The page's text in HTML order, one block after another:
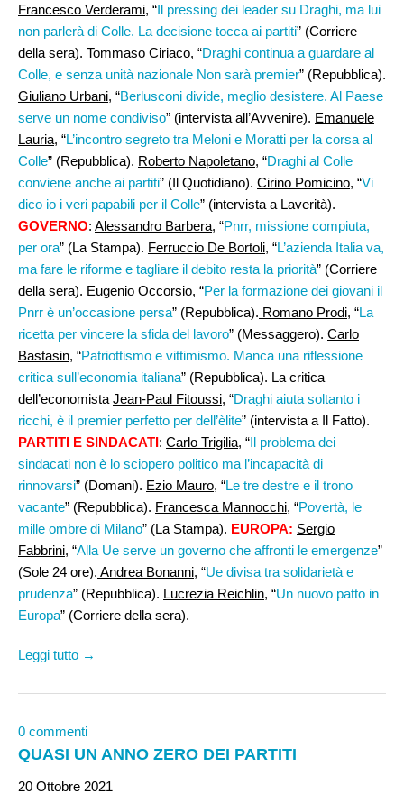
Francesco Verderami, “Il pressing dei leader su Draghi, ma lui
non parlerà di Colle. La decisione tocca ai partiti” (Corriere
della sera). Tommaso Ciriaco, “Draghi continua a guardare al
Colle, e senza unità nazionale Non sarà premier” (Repubblica).
Giuliano Urbani, “Berlusconi divide, meglio desistere. Al Paese
serve un nome condiviso” (intervista all’Avvenire). Emanuele
Lauria, “L’incontro segreto tra Meloni e Moratti per la corsa al
Colle” (Repubblica). Roberto Napoletano, “Draghi al Colle
conviene anche ai partiti” (Il Quotidiano). Cirino Pomicino, “Vi
dico io i veri papabili per il Colle” (intervista a Laverità).
GOVERNO: Alessandro Barbera, “Pnrr, missione compiuta,
per ora” (La Stampa). Ferruccio De Bortoli, “L’azienda Italia va,
ma fare le riforme e tagliare il debito resta la priorità” (Corriere
della sera). Eugenio Occorsio, “Per la formazione dei giovani il
Pnrr è un’occasione persa” (Repubblica). Romano Prodi, “La
ricetta per vincere la sfida del lavoro” (Messaggero). Carlo
Bastasin, “Patriottismo e vittimismo. Manca una riflessione
critica sull’economia italiana” (Repubblica). La critica
dell’economista Jean-Paul Fitoussi, “Draghi aiuta soltanto i
ricchi, è il premier perfetto per dell’èlite” (intervista a Il Fatto).
PARTITI E SINDACATI: Carlo Trigilia, “Il problema dei
sindacati non è lo sciopero politico ma l’incapacità di
rinnovarsi” (Domani). Ezio Mauro, “Le tre destre e il trono
vacante” (Repubblica). Francesca Mannocchi, “Povertà, le
mille ombre di Milano” (La Stampa). EUROPA: Sergio
Fabbrini, “Alla Ue serve un governo che affronti le emergenze”
(Sole 24 ore). Andrea Bonanni, “Ue divisa tra solidarietà e
prudenza” (Repubblica). Lucrezia Reichlin, “Un nuovo patto in
Europa” (Corriere della sera).
Leggi tutto →
0 commenti
QUASI UN ANNO ZERO DEI PARTITI
20 Ottobre 2021